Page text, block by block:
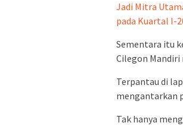
Jadi Mitra
pada Kuartal I-
Sementara itu
Cilegon
Terpantau di
mengantarkan
Tak hanya